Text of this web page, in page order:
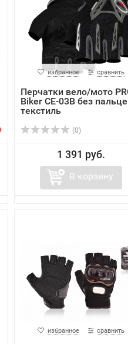
избранное сравнить
Перчатки вело/мото
Biker CE-03B без
текстиль
(0)
1 391 руб.
В корзину
избранное сравнить